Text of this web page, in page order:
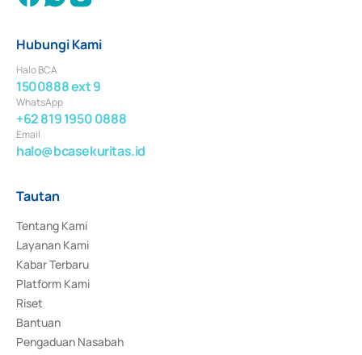
Hubungi Kami
Halo BCA
1500888 ext 9
WhatsApp
+62 819 1950 0888
Email
halo@bcasekuritas.id
Tautan
Tentang Kami
Layanan Kami
Kabar Terbaru
Platform Kami
Riset
Bantuan
Pengaduan Nasabah